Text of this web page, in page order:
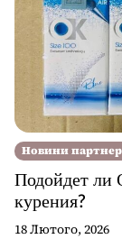
Новини
Подойдет ли
курения?
18 Лютого, 2026